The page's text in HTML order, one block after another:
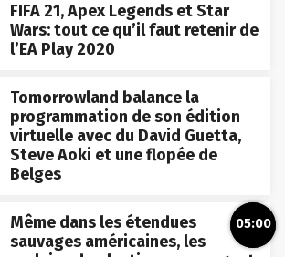
FIFA 21, Apex Legends et Star
Wars: tout ce qu’il faut retenir de
l’EA Play 2020
Tomorrowland balance la
programmation de son édition
virtuelle avec du David Guetta,
Steve Aoki et une flopée de
Belges
Même dans les étendues
sauvages américaines, les
05:00